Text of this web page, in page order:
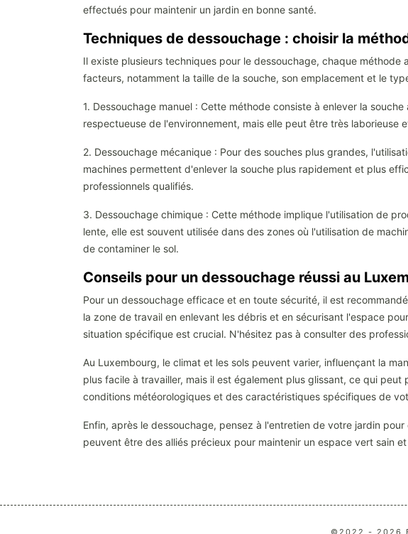
effectués pour maintenir un jardin en bonne santé.
Techniques de dessouchage : choisir la
Il existe plusieurs techniques pour le dessouchage, chaque
facteurs, notamment la taille de la souche, son emplacement et le
1. Dessouchage manuel : Cette méthode consiste à enlever la
respectueuse de l'environnement, mais elle peut être très
2. Dessouchage mécanique : Pour des souches plus grandes,
machines permettent d'enlever la souche plus rapidement et plus
professionnels qualifiés.
3. Dessouchage chimique : Cette méthode implique l'utilisation de
lente, elle est souvent utilisée dans des zones où l'utilisation de
de contaminer le sol.
Conseils pour un dessouchage réussi au
Pour un dessouchage efficace et en toute sécurité, il est
la zone de travail en enlevant les débris et en sécurisant l'espace
situation spécifique est crucial. N'hésitez pas à consulter des
Au Luxembourg, le climat et les sols peuvent varier, influençant la
plus facile à travailler, mais il est également plus glissant, ce qui
conditions météorologiques et des caractéristiques spécifiques de
Enfin, après le dessouchage, pensez à l'entretien de votre jardin
peuvent être des alliés précieux pour maintenir un espace vert sain
©2022 - 2026